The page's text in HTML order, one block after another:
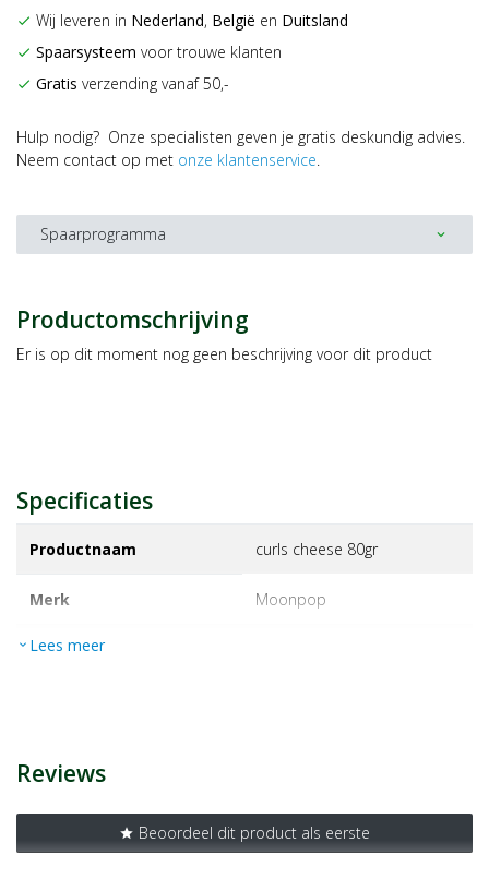
check Wij leveren in Nederland, België en Duitsland
check Spaarsysteem voor trouwe klanten
check Gratis verzending vanaf 50,-
Hulp nodig? Onze specialisten geven je gratis deskundig advies.
Neem contact op met onze klantenservice.
Spaarprogramma expand_more
Productomschrijving
Er is op dit moment nog geen beschrijving voor dit product
Specificaties
Productnaam curls cheese 80gr
Merk moonpop
EAN
expand_more Lees meer
Reviews
star Beoordeel dit product als eerste